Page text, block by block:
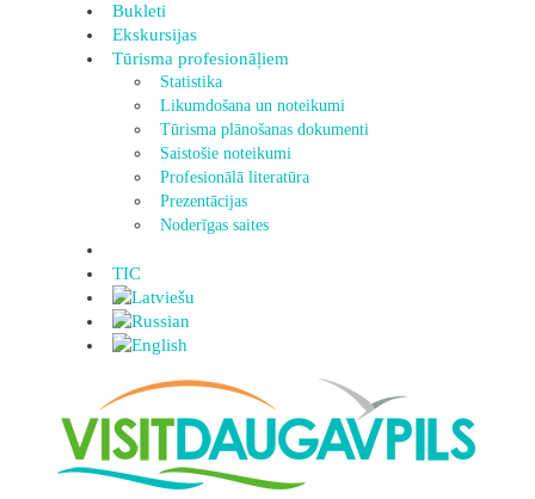
Bukleti
Ekskursijas
Tūrisma profesionāļiem
Statistika
Likumdošana un noteikumi
Tūrisma plānošanas dokumenti
Saistošie noteikumi
Profesionālā literatūra
Prezentācijas
Noderīgas saites
TIC